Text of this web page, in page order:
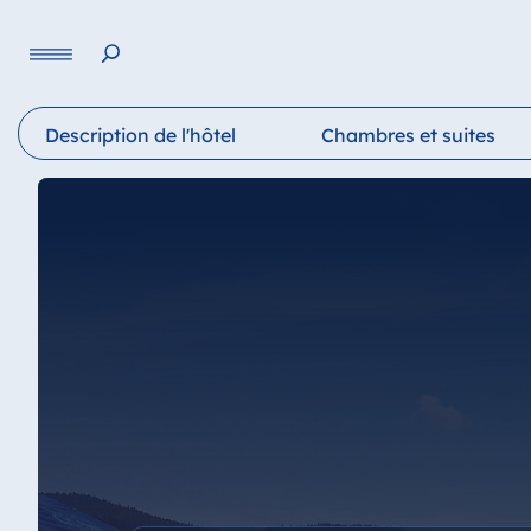
Description de l'hôtel Chambres et suites